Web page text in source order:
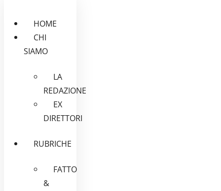
HOME
CHI
SIAMO
LA
REDAZIONE
EX
DIRETTORI
RUBRICHE
FATTO
&